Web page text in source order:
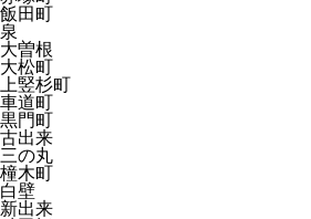
飯田町
泉
大曽根
大松町
上竪杉町
車道町
黒門町
古出来
三の丸
橦木町
白壁
新出来